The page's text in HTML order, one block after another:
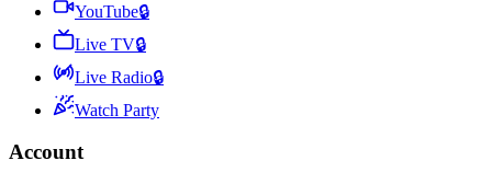
YouTube🔒
Live TV🔒
Live Radio🔒
Watch Party
Account